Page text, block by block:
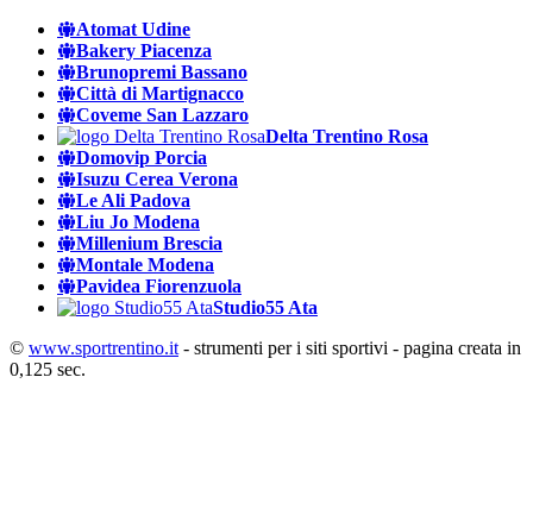
Atomat Udine
Bakery Piacenza
Brunopremi Bassano
Città di Martignacco
Coveme San Lazzaro
Delta Trentino Rosa
Domovip Porcia
Isuzu Cerea Verona
Le Ali Padova
Liu Jo Modena
Millenium Brescia
Montale Modena
Pavidea Fiorenzuola
Studio55 Ata
© www.sportrentino.it - strumenti per i siti sportivi - pagina creata in
0,125 sec.